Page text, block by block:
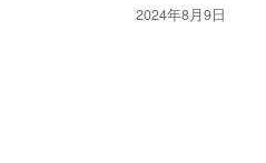
2024年8月9日